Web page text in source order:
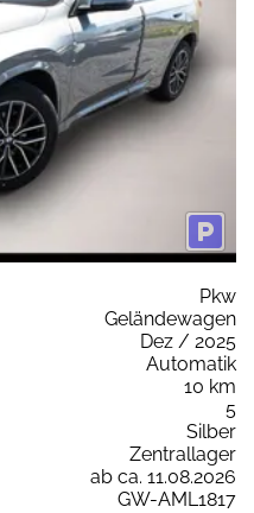
Pkw
Geländewagen
Dez / 2025
Automatik
10 km
5
Silber
Zentrallager
ab ca. 11.08.2026
GW-AML1817